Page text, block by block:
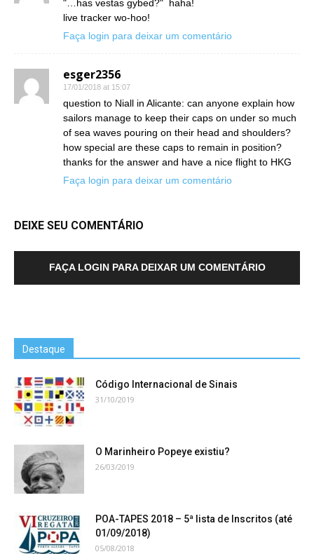
"…has vestas gybed?" haha!
live tracker wo-hoo!
Faça login para deixar um comentário
esger2356
17/01/2018 at 15:07
question to Niall in Alicante: can anyone explain how
sailors manage to keep their caps on under so much
of sea waves pouring on their head and shoulders?
how special are these caps to remain in position?
thanks for the answer and have a nice flight to HKG
Faça login para deixar um comentário
DEIXE SEU COMENTÁRIO
FAÇA LOGIN PARA DEIXAR UM COMENTÁRIO
Destaque
Código Internacional de Sinais
31/10/2019
O Marinheiro Popeye existiu?
26/03/2019
POA-TAPES 2018 – 5ª lista de Inscritos (até
01/09/2018)
05/08/2018